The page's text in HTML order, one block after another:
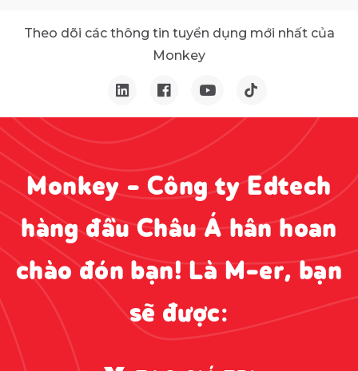
Theo dõi các thông tin tuyển dụng mới nhất của
Monkey
Monkey - Công ty Edtech
hàng đầu Châu Á hân hoan
chào đón bạn! Là M-er, bạn
sẽ được: